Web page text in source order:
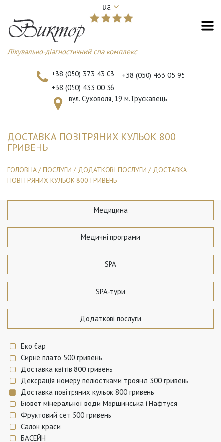
ua
Лікувально-діагностичний спа комплекс
+38 (050) 373 43 03
+38 (050) 433 00 36
+38 (050) 433 05 95
вул. Суховоля, 19 м.Трускавець
ДОСТАВКА ПОВІТРЯНИХ КУЛЬОК 800
ГРИВЕНЬ
ГОЛОВНА /ПОСЛУГИ / ДОДАТКОВІ ПОСЛУГИ / ДОСТАВКА
ПОВІТРЯНИХ КУЛЬОК 800 ГРИВЕНЬ
Медицина
Медичні програми
SPA
SPA-тури
Додаткові послуги
Еко бар
Сирне плато 500 гривень
Доставка квітів 800 гривень
Декорація номеру пелюстками троянд 300 гривень
Доставка повітряних кульок 800 гривень
Бювет мінеральної води Моршинська і Нафтуся
Фруктовий сет 500 гривень
Салон краси
БАСЕЙН